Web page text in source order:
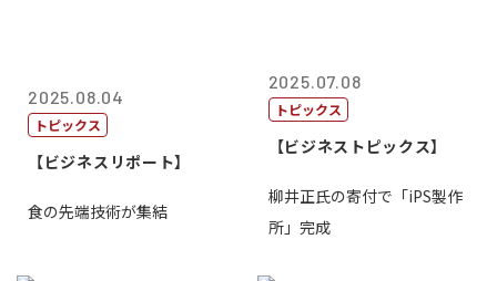
2025.08.04
トピックス
【ビジネスリポート】
食の先端技術が集結
2025.07.08
トピックス
【ビジネストピックス】
柳井正氏の寄付で「iPS製作
所」完成